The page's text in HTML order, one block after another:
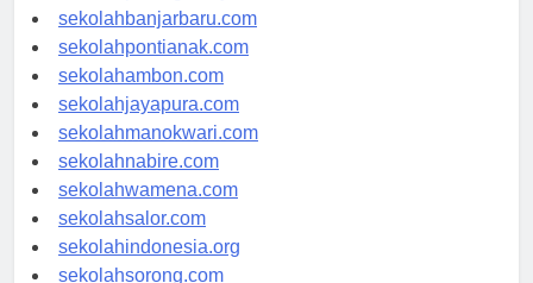
sekolahpalangkaraya.com
sekolahbanjarbaru.com
sekolahpontianak.com
sekolahambon.com
sekolahjayapura.com
sekolahmanokwari.com
sekolahnabire.com
sekolahwamena.com
sekolahsalor.com
sekolahindonesia.org